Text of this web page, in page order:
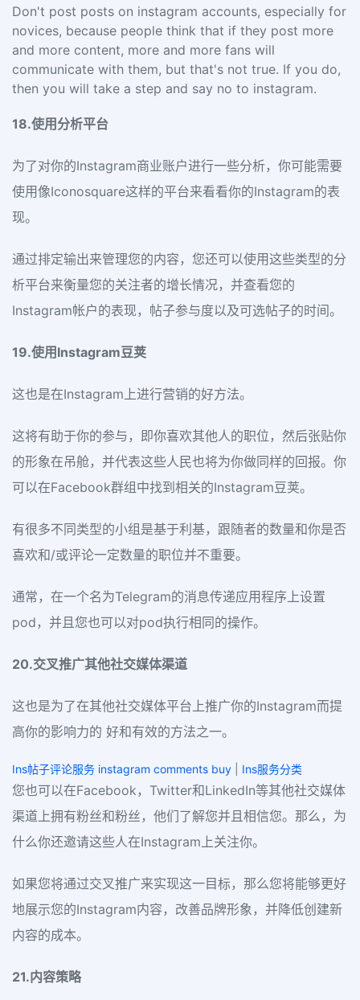
Don't post posts on instagram accounts, especially for
novices, because people think that if they post more
and more content, more and more fans will
communicate with them, but that's not true. If you do,
then you will take a step and say no to instagram.
18.使用分析平台
为了对你的Instagram商业账户进行一些分析，你可能需要
使用像Iconosquare这样的平台来看看你的Instagram的表
现。
通过排定输出来管理您的内容，您还可以使用这些类型的分
析平台来衡量您的关注者的增长情况，并查看您的
Instagram帐户的表现，帖子参与度以及可选帖子的时间。
19.使用Instagram豆荚
这也是在Instagram上进行营销的好方法。
这将有助于你的参与，即你喜欢其他人的职位，然后张贴你
的形象在吊舱，并代表这些人民也将为你做同样的回报。你
可以在Facebook群组中找到相关的Instagram豆荚。
有很多不同类型的小组是基于利基，跟随者的数量和你是否
喜欢和/或评论一定数量的职位并不重要。
通常，在一个名为Telegram的消息传递应用程序上设置
pod，并且您也可以对pod执行相同的操作。
20.交叉推广其他社交媒体渠道
这也是为了在其他社交媒体平台上推广你的Instagram而提
高你的影响力的 好和有效的方法之一。
Ins帖子评论服务 instagram comments buy Ins服务分类
您也可以在Facebook，Twitter和LinkedIn等其他社交媒体
渠道上拥有粉丝和粉丝，他们了解您并且相信您。那么，为
什么你还邀请这些人在Instagram上关注你。
如果您将通过交叉推广来实现这一目标，那么您将能够更好
地展示您的Instagram内容，改善品牌形象，并降低创建新
内容的成本。
21.内容策略